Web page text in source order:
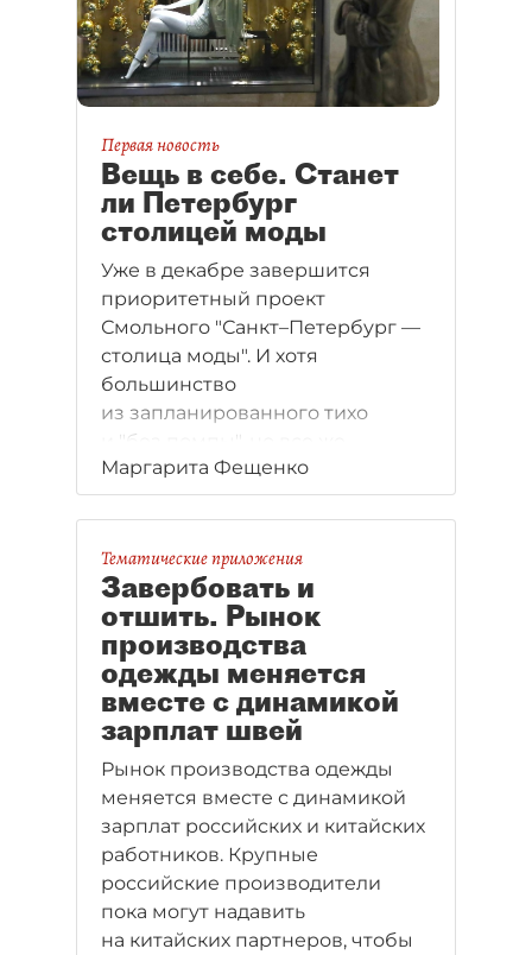
Первая новость
Вещь в себе. Станет
ли Петербург
столицей моды
Уже в декабре завершится
приоритетный проект
Смольного "Санкт–Петербург —
столица моды". И хотя
большинство
из запланированного тихо
и "без помпы", но все же
получило развитие, местные
дизайнеры пожимают плечами:
лучше их креативному бизнесу
пока не стало. Впрочем,
обещанного три года ждут,
а примерно столько и отведено
приоритетному проекту
комитета по развитию
предпринимательства.
Маргарита Фещенко
Тематические приложения
Завербовать и
отшить. Рынок
производства
одежды меняется
вместе с динамикой
зарплат швей
Рынок производства одежды
меняется вместе с динамикой
зарплат российских и китайских
работников. Крупные
российские производители
пока могут надавить
на китайских партнеров, чтобы